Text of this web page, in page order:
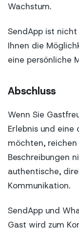
Wachstum.
SendApp ist nicht
Ihnen die
eine persönliche
Abschluss
Wenn Sie
Erlebnis und eine
möchten,
Beschreibungen
authentische,
Kommunikation.
SendApp und
Gast wird zum